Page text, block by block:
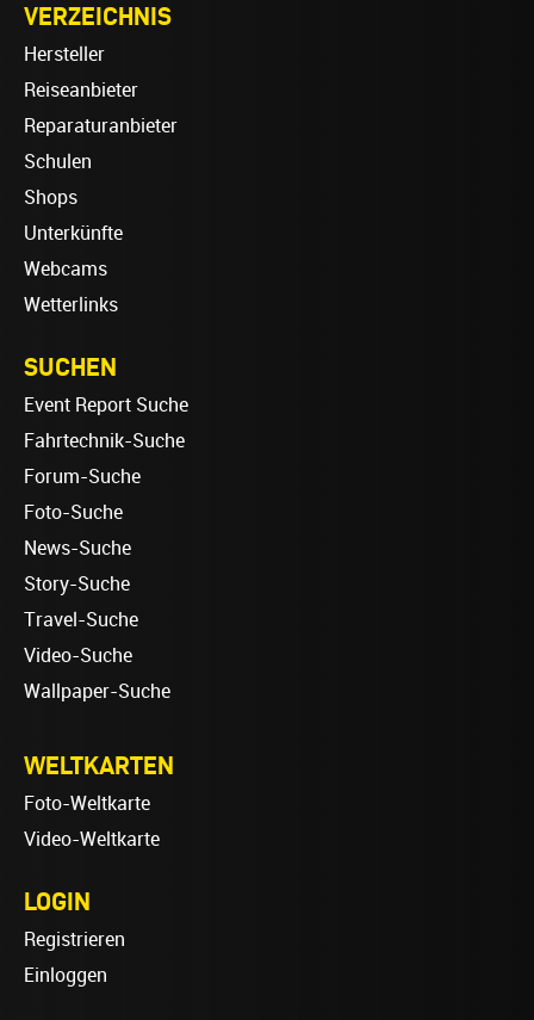
VERZEICHNIS
Hersteller
Reiseanbieter
Reparaturanbieter
Schulen
Shops
Unterkünfte
Webcams
Wetterlinks
SUCHEN
Event Report Suche
Fahrtechnik-Suche
Forum-Suche
Foto-Suche
News-Suche
Story-Suche
Travel-Suche
Video-Suche
Wallpaper-Suche
WELTKARTEN
Foto-Weltkarte
Video-Weltkarte
LOGIN
Registrieren
Einloggen